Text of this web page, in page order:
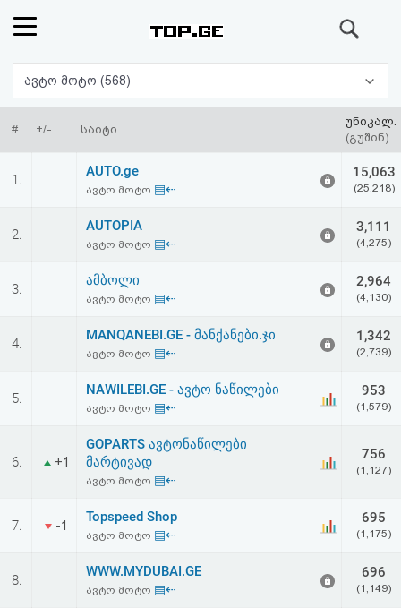
რეიტინგი
(მთავარი)
ფოსტა
ავტორიზაცია
რეგისტრაცია
პაროლის
აღდგენა
HTML
სალიცენზიო
შეთანხმება
ავტო მოტო (568)
# +/- საიტი
უნიკალ.
(გუშინ)
1.
AUTO.ge
ავტო მოტო ▤⇠
15,063
(25,218)
2.
AUTOPIA
ავტო მოტო ▤⇠
3,111
(4,275)
3.
ამბოლი
ავტო მოტო ▤⇠
2,964
(4,130)
4.
MANQANEBI.GE - მანქანები.ჯი
ავტო მოტო ▤⇠
1,342
(2,739)
5.
NAWILEBI.GE - ავტო ნაწილები
ავტო მოტო ▤⇠
953
(1,579)
6. +1
GOPARTS ავტონაწილები
მარტივად
ავტო მოტო ▤⇠
756
(1,127)
7. -1
Topspeed Shop
ავტო მოტო ▤⇠
695
(1,175)
8.
WWW.MYDUBAI.GE
ავტო მოტო ▤⇠
696
(1,149)